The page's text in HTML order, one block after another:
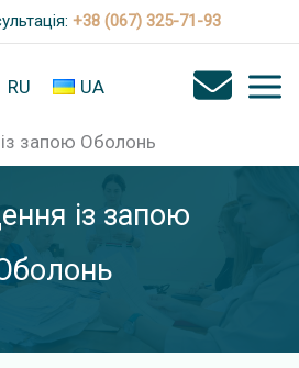
+38 (067) 325-71-93
RU UA
запою Оболонь
із запою